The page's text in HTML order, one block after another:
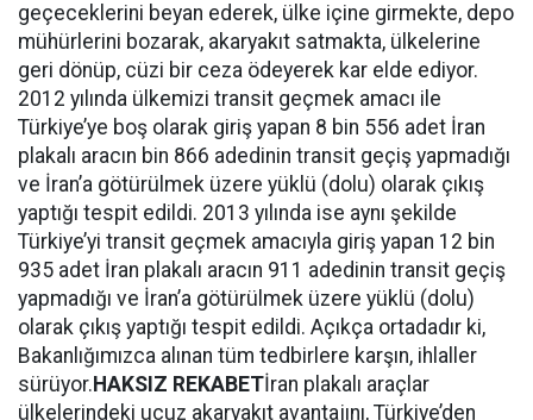
geçeceklerini beyan ederek, ülke içine girmekte, depo
mühürlerini bozarak, akaryakıt satmakta, ülkelerine
geri dönüp, cüzi bir ceza ödeyerek kar elde ediyor.
2012 yılında ülkemizi transit geçmek amacı ile
Türkiye’ye boş olarak giriş yapan 8 bin 556 adet İran
plakalı aracın bin 866 adedinin transit geçiş yapmadığı
ve İran’a götürülmek üzere yüklü (dolu) olarak çıkış
yaptığı tespit edildi. 2013 yılında ise aynı şekilde
Türkiye’yi transit geçmek amacıyla giriş yapan 12 bin
935 adet İran plakalı aracın 911 adedinin transit geçiş
yapmadığı ve İran’a götürülmek üzere yüklü (dolu)
olarak çıkış yaptığı tespit edildi. Açıkça ortadadır ki,
Bakanlığımızca alınan tüm tedbirlere karşın, ihlaller
sürüyor. HAKSIZ REKABETİran plakalı araçlar
ülkelerindeki ucuz akaryakıt avantajını, Türkiye’den